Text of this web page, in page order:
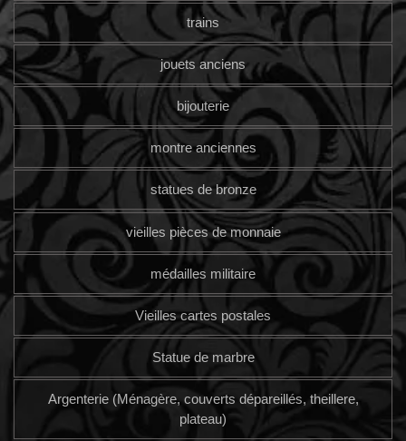
trains
jouets anciens
bijouterie
montre anciennes
statues de bronze
vieilles pièces de monnaie
médailles militaire
Vieilles cartes postales
Statue de marbre
Argenterie (Ménagère, couverts dépareillés, theillere,
plateau)